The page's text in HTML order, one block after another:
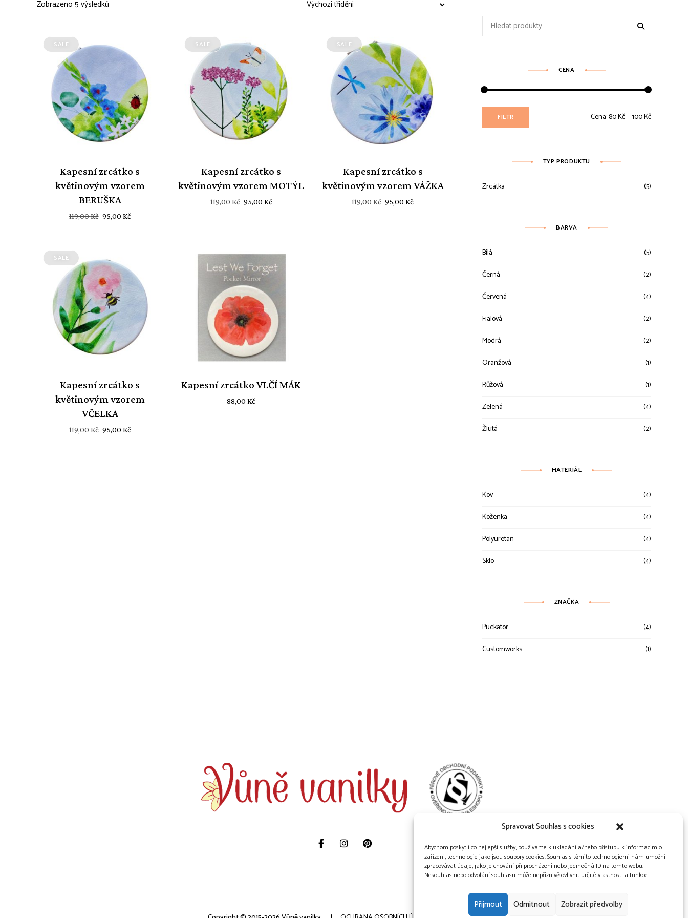
Spravovat Souhlas s cookies
Abychom poskytli co nejlepší služby, používáme k ukládání a/nebo přístupu k informacím o
zařízení, technologie jako jsou soubory cookies. Souhlas s těmito technologiemi nám umožní
zpracovávat údaje, jako je chování při procházení nebo jedinečná ID na tomto webu.
Nesouhlas nebo odvolání souhlasu může nepříznivě ovlivnit určité vlastnosti a funkce.
Přijmout Odmítnout Zobrazit předvolby
Zobrazeno 5 výsledků
SALE
Kapesní zrcátko s
květinovým vzorem
BERUŠKA
119,00Kč Původní
95,00 KčAktuální
SALE
Kapesní zrcátko s
květinovým vzorem MOTÝL
119,00Kč Původní
95,00 KčAktuální
SALE
Kapesní zrcátko s
květinovým vzorem VÁŽKA
119,00Kč Původní
95,00KčAktuální
SALE
Kapesní zrcátko s
květinovým vzorem
VČELKA
119,00Kč Původní
95,00 KčAktuální
Kapesní zrcátko VLČÍ MÁK
88,00Kč
Hledat:
CENA
Minimální
Maximální
FILTR Cena:80 Kč—100 Kč
TYP PRODUKTU
Zrcátka (5)
BARVA
Bílá (5)
Černá (2)
Červená (4)
Fialová (2)
Modrá (2)
Oranžová (1)
Růžová (1)
Zelená (4)
Žlutá (2)
MATERIÁL
Kov (4)
Koženka (4)
Polyuretan (4)
Sklo (4)
ZNAČKA
Puckator (4)
Customworks (1)